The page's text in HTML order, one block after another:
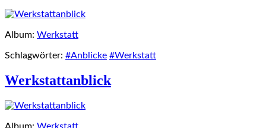
Album: Werkstatt
Schlagwörter: #Anblicke #Werkstatt
Werkstattanblick